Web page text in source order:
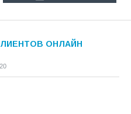
ОНЛАЙН